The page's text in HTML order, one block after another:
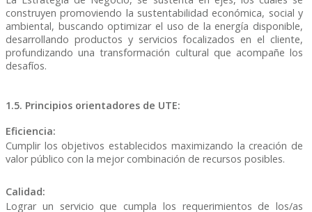
construyen promoviendo la sustentabilidad económica, social y
ambiental, buscando optimizar el uso de la energía disponible,
desarrollando productos y servicios focalizados en el cliente,
profundizando una transformación cultural que acompañe los
desafíos.
1.5. Principios orientadores de UTE:
Eficiencia:
Cumplir los objetivos establecidos maximizando la creación de
valor público con la mejor combinación de recursos posibles.
Calidad:
Lograr un servicio que cumpla los requerimientos de los/as